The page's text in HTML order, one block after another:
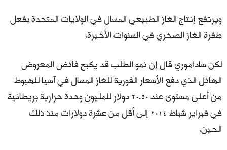
ويرتفع إنتاج الغاز الطبيعي المسال في الولايات المتحدة بفعل
طفرة الغاز الصخري في السنوات الأخيرة.
لكن ساداموري قال إن نمو الطلب قد يكبح فائض المعروض
الهائل الذي دفع الأسعار الفورية للغاز المسال في آسيا للهبوط
من أعلى مستوى عند 20.50 دولار للمليون وحدة حرارية بريطانية
في فبراير شباط 2014 إلى أقل من عشرة دولارات منذ ذلك
الحين.